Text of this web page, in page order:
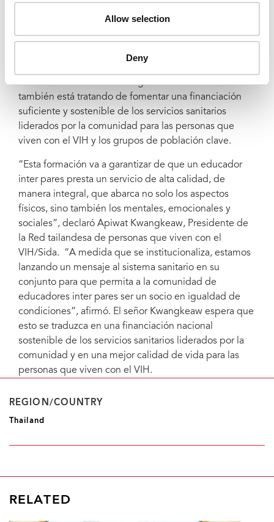
Allow selection
Deny
como unidades de servicios sanitarios en el plan de
cobertura sanitaria universal. Tras haber apoyado el
desarrollo y la prueba piloto del programa, ONUSIDA
de dichos servicios. La delegación de ONUSIDA
también está tratando de fomentar una financiación
suficiente y sostenible de los servicios sanitarios
liderados por la comunidad para las personas que
viven con el VIH y los grupos de población clave.
“Esta formación va a garantizar de que un educador
inter pares presta un servicio de alta calidad, de
manera integral, que abarca no solo los aspectos
físicos, sino también los mentales, emocionales y
sociales”, declaró Apiwat Kwangkeaw, Presidente de
la Red tailandesa de personas que viven con el
VIH/Sida. “A medida que se institucionaliza, estamos
lanzando un mensaje al sistema sanitario en su
conjunto para que permita a la comunidad de
educadores inter pares ser un socio en igualdad de
condiciones”, afirmó. El señor Kwangkeaw espera que
esto se traduzca en una financiación nacional
sostenible de los servicios sanitarios liderados por la
comunidad y en una mejor calidad de vida para las
personas que viven con el VIH.
REGION/COUNTRY
Thailand
RELATED